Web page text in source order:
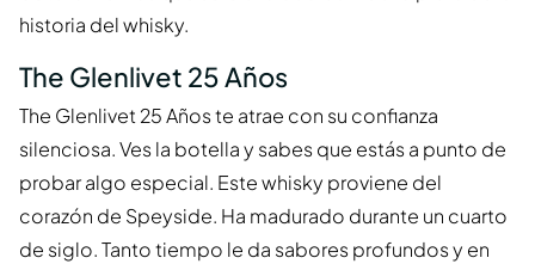
historia del whisky.
The Glenlivet 25 Años
The Glenlivet 25 Años te atrae con su confianza
silenciosa. Ves la botella y sabes que estás a punto de
probar algo especial. Este whisky proviene del
corazón de Speyside. Ha madurado durante un cuarto
de siglo. Tanto tiempo le da sabores profundos y en